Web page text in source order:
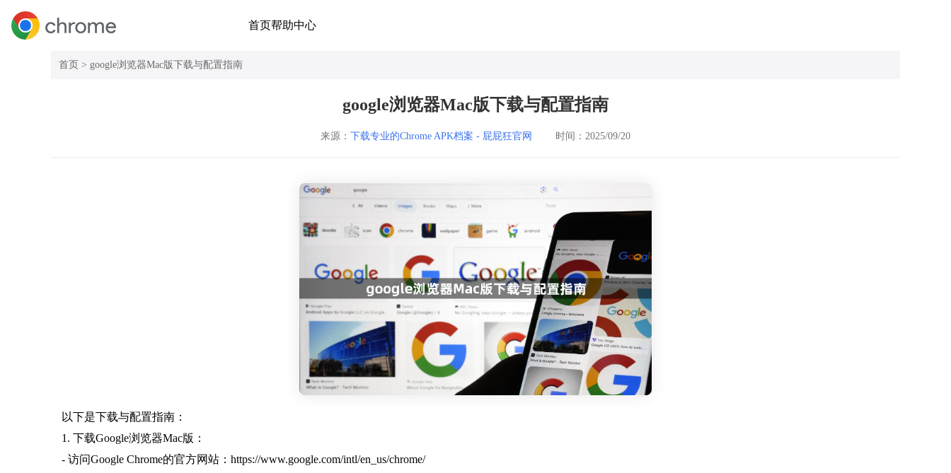
首页帮助中心
首页 > google浏览器Mac版下载与配置指南
google浏览器Mac版下载与配置指南
来源：下载专业的Chrome APK档案 - 屁屁狂官网 时间：2025/09/20
以下是下载与配置指南：
1. 下载Google浏览器Mac版：
- 访问Google Chrome的官方网站：https://www.google.com/intl/en_us/chrome/